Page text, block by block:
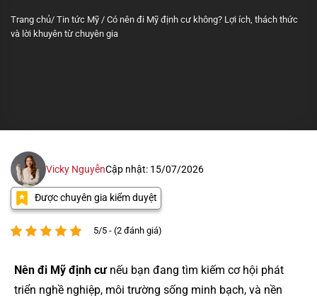
Trang chủ/ Tin tức Mỹ / Có nên đi Mỹ định cư không? Lợi ích, thách thức
và lời khuyên từ chuyên gia
Vicky NguyễnCập nhật: 15/07/2026
Được chuyên gia kiểm duyệt
5/5 - (2 đánh giá)
Nên đi Mỹ định cưnếu bạn đang tìm kiếm cơ hội phát
triển nghề nghiệp, môi trường sống minh bạch, và nền